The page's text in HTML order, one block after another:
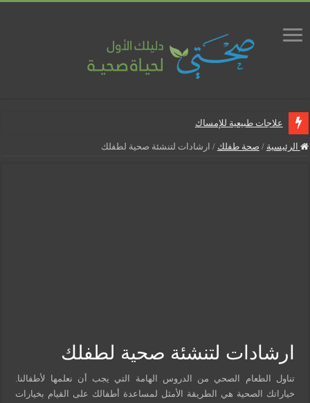
علاجات طبيعية للإمساك
ماذا يجب أن تحتوي صيدلية المنزلالرئيسية / صحة طفلك / ارشادات لتنشئة صحية لطفلك
ارشادات لتنشئة صحية لطفلك
تناول الطعام الصحي من الدروس الهامة التي يجب أن نعلمها لأطفالنا.
خياراتك الصحية هي الطريقة الأمثل لمساعدة أطفالك على القيام بخيارات